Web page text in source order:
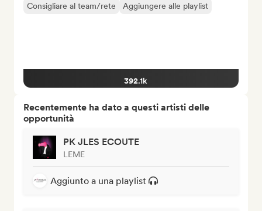
Consigliare al team/rete Aggiungere alle playlist
392.1k
Recentemente ha dato a questi artisti delle
opportunità
PK JLES ECOUTE
LEME
Aggiunto a una playlist